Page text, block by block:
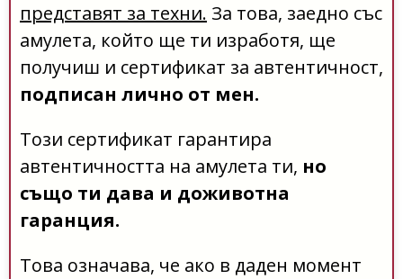
представят за техни. За това, заедно със
амулета, който ще ти изработя, ще
получиш и сертификат за автентичност,
подписан лично от мен.
Този сертификат гарантира
автентичността на амулета ти, но
също ти дава и доживотна
гаранция.
Това означава, че ако в даден момент